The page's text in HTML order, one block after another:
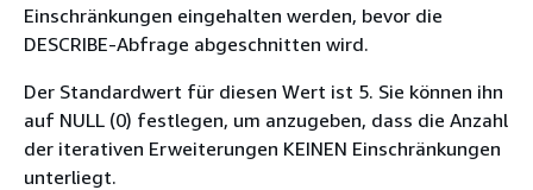
Einschränkungen eingehalten werden, bevor die
DESCRIBE-Abfrage abgeschnitten wird.
Der Standardwert für diesen Wert ist 5. Sie können ihn
auf NULL (0) festlegen, um anzugeben, dass die Anzahl
der iterativen Erweiterungen KEINEN Einschränkungen
unterliegt.